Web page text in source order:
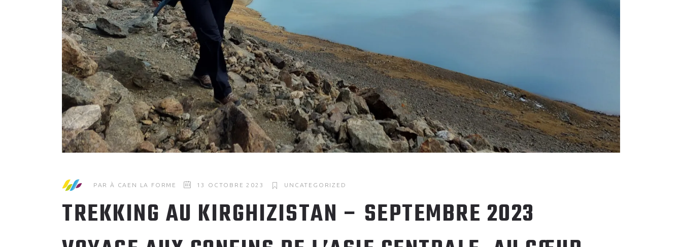
PARÀ CAEN LA FORME 13 OCTOBRE 2023 UNCATEGORIZED
TREKKING AU KIRGHIZISTAN – SEPTEMBRE 2023